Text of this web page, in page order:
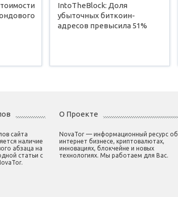
IntoTheBlock: Доля
убыточных биткоин-
адресов превысила 51%
сайта
наличие
абзаца на
статьи с
О Проекте
NovaTor — информационный ресурс об
интернет бизнесе, криптовалютах,
инновациях, блокчейне и новых
технологиях. Мы работаем для Вас.